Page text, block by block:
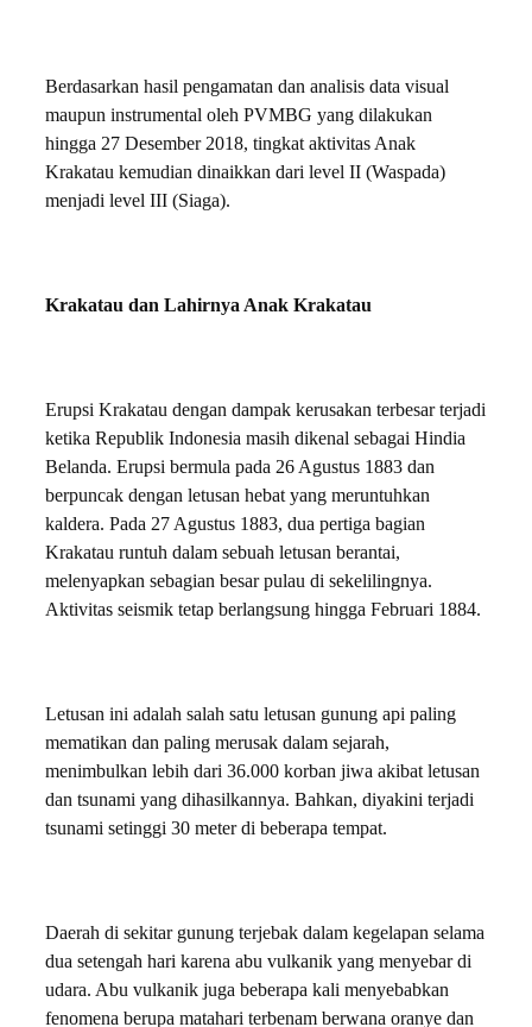
Berdasarkan hasil pengamatan dan analisis data visual
maupun instrumental oleh PVMBG yang dilakukan
hingga 27 Desember 2018, tingkat aktivitas Anak
Krakatau kemudian dinaikkan dari level II (Waspada)
menjadi level III (Siaga).
Krakatau dan Lahirnya Anak Krakatau
Erupsi Krakatau dengan dampak kerusakan terbesar terjadi
ketika Republik Indonesia masih dikenal sebagai Hindia
Belanda. Erupsi bermula pada 26 Agustus 1883 dan
berpuncak dengan letusan hebat yang meruntuhkan
kaldera. Pada 27 Agustus 1883, dua pertiga bagian
Krakatau runtuh dalam sebuah letusan berantai,
melenyapkan sebagian besar pulau di sekelilingnya.
Aktivitas seismik tetap berlangsung hingga Februari 1884.
Letusan ini adalah salah satu letusan gunung api paling
mematikan dan paling merusak dalam sejarah,
menimbulkan lebih dari 36.000 korban jiwa akibat letusan
dan tsunami yang dihasilkannya. Bahkan, diyakini terjadi
tsunami setinggi 30 meter di beberapa tempat.
Daerah di sekitar gunung terjebak dalam kegelapan selama
dua setengah hari karena abu vulkanik yang menyebar di
udara. Abu vulkanik juga beberapa kali menyebabkan
fenomena berupa matahari terbenam berwana oranye dan